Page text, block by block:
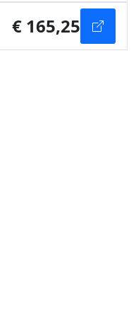
€ 165,25